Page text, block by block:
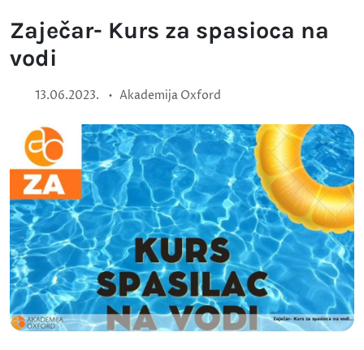
Zaječar- Kurs za spasioca na
vodi
13.06.2023. • Akademija Oxford